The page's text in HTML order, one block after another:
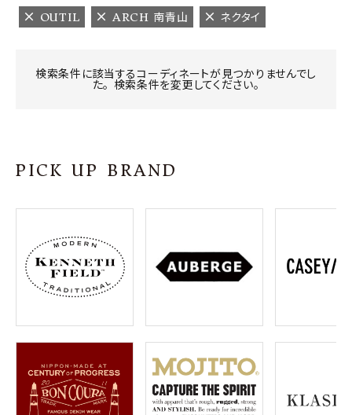
BRAND
INFORMATION
ご利用ガイド
プライバシーポリシー
特定商取引法について
お問い合わせ
OFFICIAL WEB SITE
ACCOUNT MENU
ようこそ ゲスト 様
OUTIL ARCH 南青山 ネクタイ
検索条件に該当するコーディネートが見つかりませんでし
た。 検索条件を変更してください。
PICK UP BRAND